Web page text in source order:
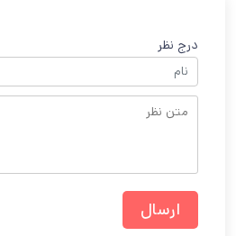
درج نظر